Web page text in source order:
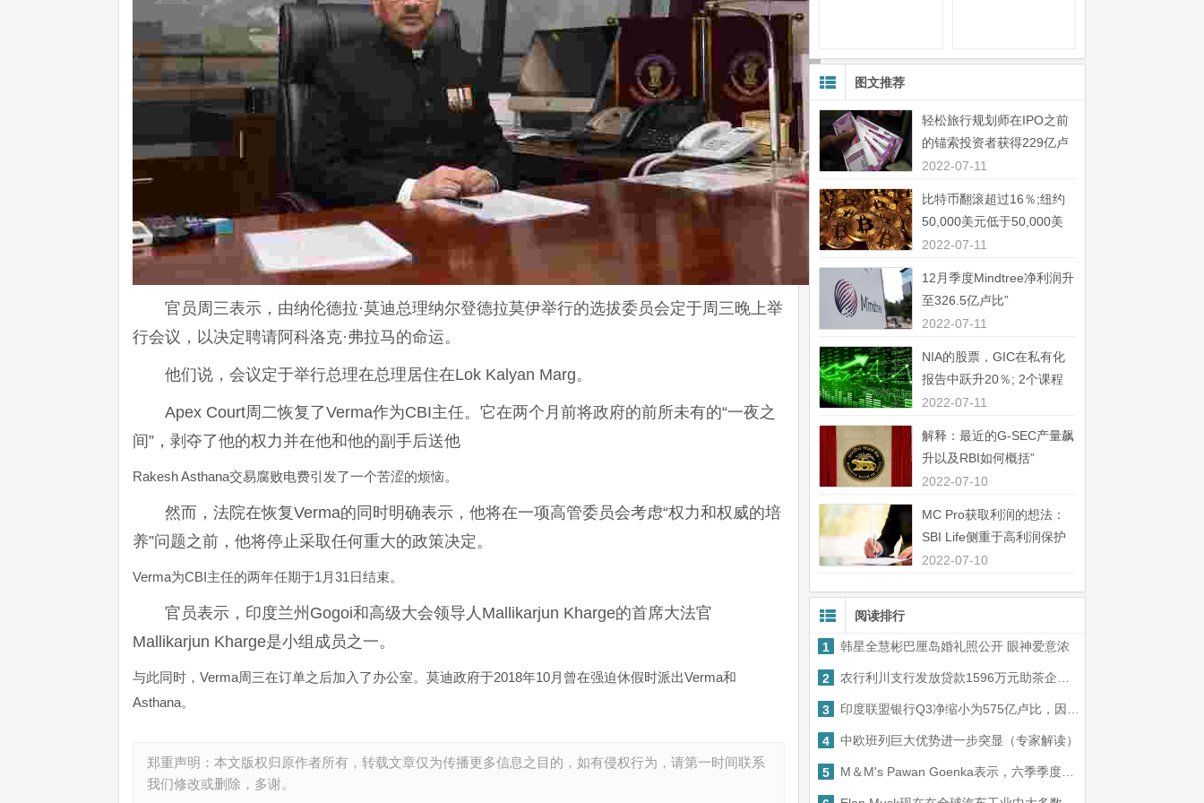
官员周三表示，由纳伦德拉·莫迪总理纳尔登德拉莫伊举行的选拔委员会定于周三晚上举
行会议，以决定聘请阿科洛克·弗拉马的命运。
他们说，会议定于举行总理在总理居住在Lok Kalyan Marg。
Apex Court周二恢复了Verma作为CBI主任。它在两个月前将政府的前所未有的“一夜之
间”，剥夺了他的权力并在他和他的副手后送他
Rakesh Asthana交易腐败电费引发了一个苦涩的烦恼。
然而，法院在恢复Verma的同时明确表示，他将在一项高管委员会考虑“权力和权威的培
养”问题之前，他将停止采取任何重大的政策决定。
Verma为CBI主任的两年任期于1月31日结束。
官员表示，印度兰州Gogoi和高级大会领导人Mallikarjun Kharge的首席大法官
Mallikarjun Kharge是小组成员之一。
与此同时，Verma周三在订单之后加入了办公室。莫迪政府于2018年10月曾在强迫休假时派出Verma和
Asthana。
郑重声明：本文版权归原作者所有，转载文章仅为传播更多信息之目的，如有侵权行为，请第一时间联系
我们修改或删除，多谢。
图文推荐
轻松旅行规划师在IPO之前
的锚索投资者获得229亿卢
比”
2022-07-11
比特币翻滚超过16％;纽约
50,000美元低于50,000美
元”
2022-07-11
12月季度Mindtree净利润升
至326.5亿卢比”
2022-07-11
NIA的股票，GIC在私有化
报告中跃升20％; 2个课程
中44％”
2022-07-11
解释：最近的G-SEC产量飙
升以及RBI如何概括”
2022-07-10
MC Pro获取利润的想法：
SBI Life侧重于高利润保护
业务”
2022-07-10
阅读排行
1 韩星全慧彬巴厘岛婚礼照公开 眼神爱意浓
2 农行利川支行发放贷款1596万元助茶企抢收促产
3 印度联盟银行Q3净缩小为575亿卢比，因为额外的贷款缩小
4 中欧班列巨大优势进一步突显（专家解读）
5 M＆M's Pawan Goenka表示，六季季度是增长方面最糟糕的季度